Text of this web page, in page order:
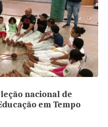
nacional de
em Tempo